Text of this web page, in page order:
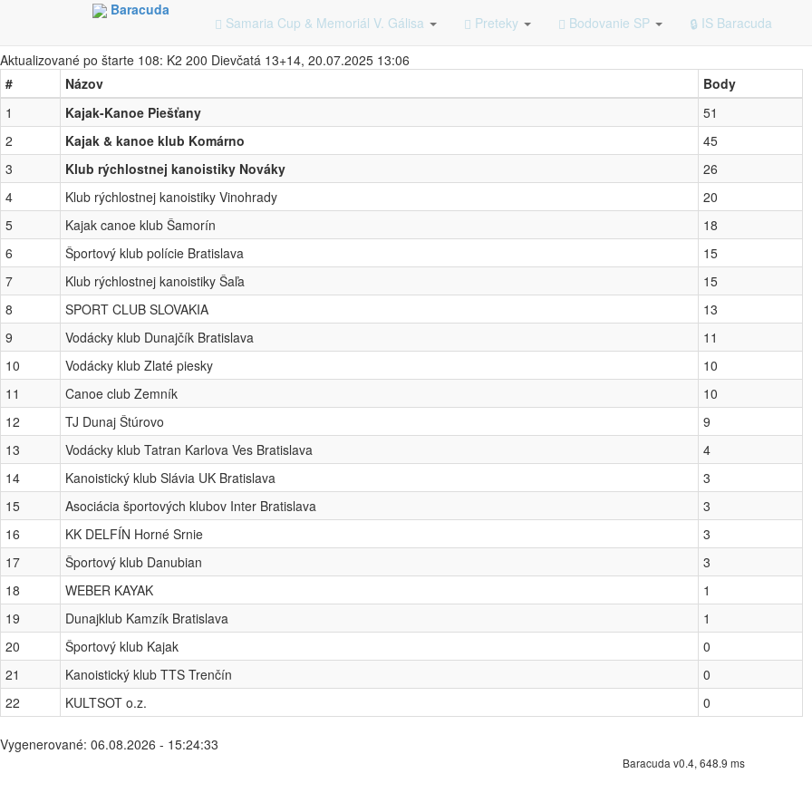
Baracuda
Samaria Cup & Memoriál V. Gálisa Preteky Bodovanie SP IS Baracuda
Body Kluby za Samaria Cup & Memoriál V. Gálisa
Aktualizované po štarte 108: K2 200 Dievčatá 13+14, 20.07.2025 13:06
# Názov
Body
1
Kajak-Kanoe Piešťany
51
2
Kajak & kanoe klub Komárno
45
3
Klub rýchlostnej kanoistiky Nováky
26
4
Klub rýchlostnej kanoistiky Vinohrady
20
5
Kajak canoe klub Šamorín
18
6
Športový klub polície Bratislava
15
7
Klub rýchlostnej kanoistiky Šaľa
15
8
SPORT CLUB SLOVAKIA
13
9
Vodácky klub Dunajčík Bratislava
11
10
Vodácky klub Zlaté piesky
10
11
Canoe club Zemník
10
12
TJ Dunaj Štúrovo
9
13
Vodácky klub Tatran Karlova Ves Bratislava
4
14
Kanoistický klub Slávia UK Bratislava
3
15
Asociácia športových klubov Inter Bratislava
3
16
KK DELFÍN Horné Srnie
3
17
Športový klub Danubian
3
18
WEBER KAYAK
1
19
Dunajklub Kamzík Bratislava
1
20
Športový klub Kajak
0
21
Kanoistický klub TTS Trenčín
0
22
KULTSOT o.z. 0
Vygenerované: 06.08.2026 - 15:24:33
Baracuda v0.4, 648.9 ms